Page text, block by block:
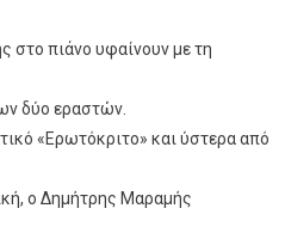
στο πιάνο υφαίνουν με τη
δύο εραστών.
«Ερωτόκριτο» και ύστερα από
ο Δημήτρης Μαραμής